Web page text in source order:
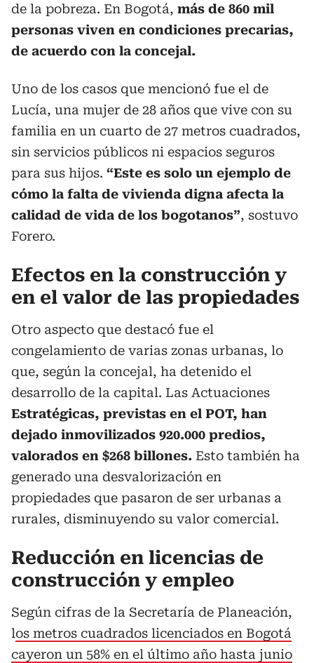
de la pobreza. En Bogotá, más de 860 mil
personas viven en condiciones precarias,
de acuerdo con la concejal.
Uno de los casos que mencionó fue el de
Lucía, una mujer de 28 años que vive con su
familia en un cuarto de 27 metros cuadrados,
sin servicios públicos ni espacios seguros
para sus hijos. “Este es solo un ejemplo de
cómo la falta de vivienda digna afecta la
calidad de vida de los bogotanos”, sostuvo
Forero.
Efectos en la construcción y
en el valor de las propiedades
Otro aspecto que destacó fue el
congelamiento de varias zonas urbanas, lo
que, según la concejal, ha detenido el
desarrollo de la capital. Las Actuaciones
Estratégicas, previstas en el POT, han
dejado inmovilizados 920.000 predios,
valorados en $268 billones. Esto también ha
generado una desvalorización en
propiedades que pasaron de ser urbanas a
rurales, disminuyendo su valor comercial.
Reducción en licencias de
construcción y empleo
Según cifras de la Secretaría de Planeación,
los metros cuadrados licenciados en Bogotá
cayeron un 58% en el último año hasta junio